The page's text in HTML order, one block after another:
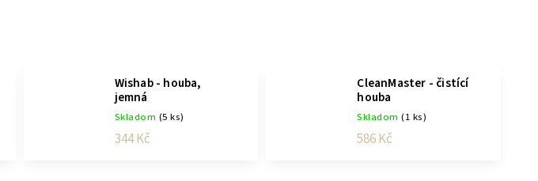
Wishab - houba,
jemná
Skladom (5 ks)
344 Kč
CleanMaster - čistící
houba
Skladom(1 ks)
586 Kč